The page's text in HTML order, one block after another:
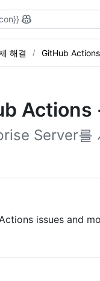
해결 GitHub
Actions
Server를
issues and